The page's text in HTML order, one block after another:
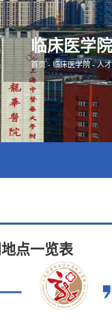
临床医学院
首页- 临床医学院-人
点一览表